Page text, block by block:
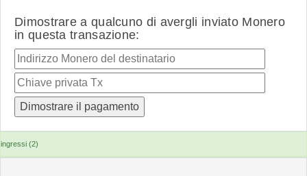
Dimostrare a qualcuno di avergli inviato Monero
in questa transazione:
ingressi (2)